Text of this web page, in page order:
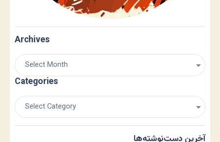
Archives
Categories
آخرین دست‌نوشته‌ها